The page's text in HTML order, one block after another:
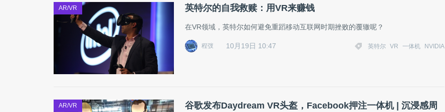
AR/VR 英特尔的自我救赎：用VR来赚钱
在VR领域，英特尔如何避免重蹈移动互联网时期挫败的覆辙呢？
程弢 10月19日 10:47 英特尔 VR 一体机 NVIDIA
AR/VR
谷歌发布Daydream VR头盔，Facebook押注一体机 | 沉浸感周